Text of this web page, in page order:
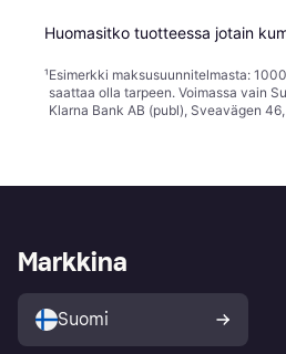
Huomasitko tuotteessa jotain
¹Esimerkki maksusuunnitelmasta:
saattaa olla tarpeen. Voimassa vain
Klarna Bank AB (publ), Sveavägen
Markkina
Suomi